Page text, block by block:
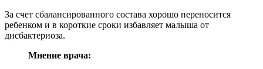
За счет сбалансированного состава хорошо переносится
ребенком и в короткие сроки избавляет малыша от
дисбактериоза.
Мнение врача: